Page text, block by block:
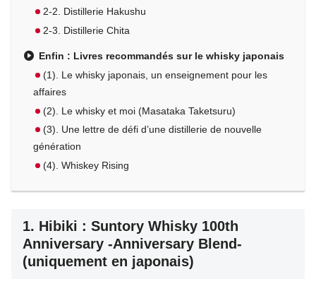
2-2. Distillerie Hakushu
2-3. Distillerie Chita
Enfin : Livres recommandés sur le whisky japonais
(1). Le whisky japonais, un enseignement pour les
affaires
(2). Le whisky et moi (Masataka Taketsuru)
(3). Une lettre de défi d’une distillerie de nouvelle
génération
(4). Whiskey Rising
1. Hibiki : Suntory Whisky 100th
Anniversary -Anniversary Blend-
(uniquement en japonais)